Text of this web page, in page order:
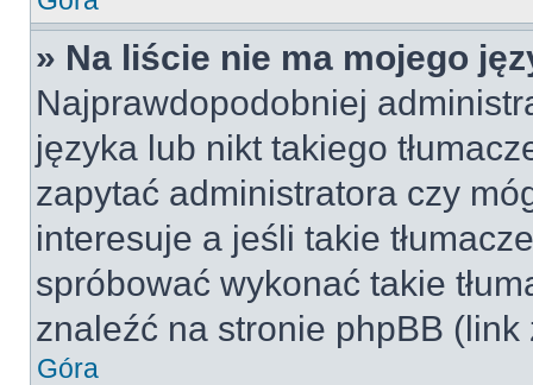
» Na liście nie ma mojego
Najprawdopodobniej
języka lub nikt takiego
zapytać administratora czy
interesuje a jeśli takie
spróbować wykonać takie
znaleźć na stronie phpBB
Góra